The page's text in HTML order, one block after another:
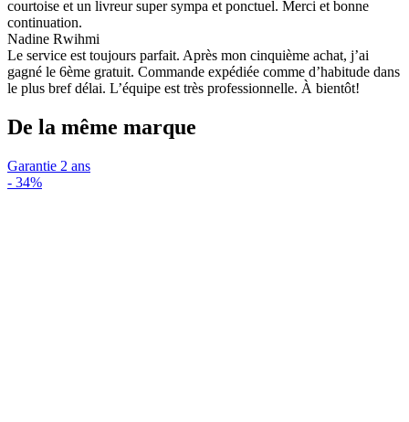
courtoise et un livreur super sympa et ponctuel. Merci et bonne
continuation.
Nadine Rwihmi
Le service est toujours parfait. Après mon cinquième achat, j’ai
gagné le 6ème gratuit. Commande expédiée comme d’habitude dans
le plus bref délai. L’équipe est très professionnelle. À bientôt!
De la même marque
Garantie 2 ans
- 34%